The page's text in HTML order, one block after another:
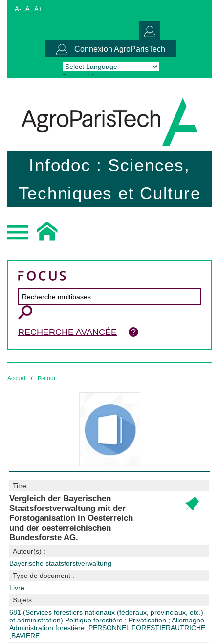
A- A A+
Connexion AgroParisTech
Powered by Translate
Infodoc : Sciences,
Techniques et Culture
RECHERCHE AVANCÉE
Accueil Retour
Titre :
Vergleich der Bayerischen
Staatsforstverwaltung mit der
Forstoganisation in Oesterreich
und der oesterreichischen
Bundesforste AG.
Auteur(s) :
Bayerische staatsforstverwaltung
Type de document :
Livre
Sujets :
681 (Services forestiers nationaux (fédéraux, provinciaux, etc.)
et administration) Politique forestière ; Privatisation ;Allemagne
Administration forestière ;PERSONNEL FORESTIERAUTRICHE
;BAVIERE